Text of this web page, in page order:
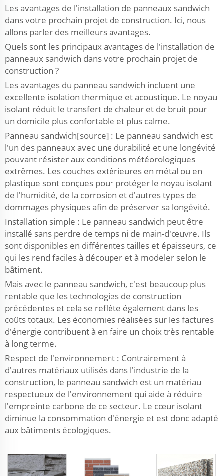
Les avantages de l'installation de panneaux sandwich
dans votre prochain projet de construction. Ici, nous
allons parler des meilleurs avantages.
Quels sont les principaux avantages de l'installation de
panneaux sandwich dans votre prochain projet de
construction ?
Les avantages du panneau sandwich incluent une
excellente isolation thermique et acoustique. Le noyau
isolant réduit le transfert de chaleur et de bruit pour
un domicile plus confortable et plus calme.
Panneau sandwich[source] : Le panneau sandwich est
l'un des panneaux avec une durabilité et une longévité
pouvant résister aux conditions météorologiques
extrêmes. Les couches extérieures en métal ou en
plastique sont conçues pour protéger le noyau isolant
de l'humidité, de la corrosion et d'autres types de
dommages physiques afin de préserver sa longévité.
Installation simple : Le panneau sandwich peut être
installé sans perdre de temps ni de main-d'œuvre. Ils
sont disponibles en différentes tailles et épaisseurs, ce
qui les rend faciles à découper et à modeler selon le
bâtiment.
Mais avec le panneau sandwich, c'est beaucoup plus
rentable que les technologies de construction
précédentes et cela se reflète également dans les
coûts totaux. Les économies réalisées sur les factures
d'énergie contribuent à en faire un choix très rentable
à long terme.
Respect de l'environnement : Contrairement à
d'autres matériaux utilisés dans l'industrie de la
construction, le panneau sandwich est un matériau
respectueux de l'environnement qui aide à réduire
l'empreinte carbone de ce secteur. Le cœur isolant
diminue la consommation d'énergie et est donc adapté
aux bâtiments écologiques.